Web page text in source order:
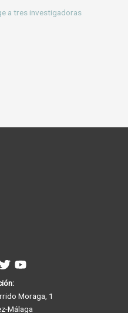
a tres investigadoras
Moraga, 1
Málaga